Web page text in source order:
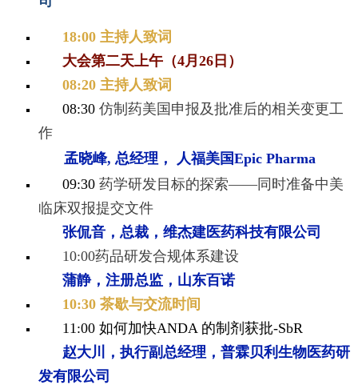
18:00 主持人致词
大会第二天上午（4月26日）
08:20 主持人致词
08:30 仿制药美国申报及批准后的相关变更工
作
孟晓峰, 总经理， 人福美国Epic Pharma
09:30 药学研发目标的探索——同时准备中美
临床双报提交文件
张侃音，总裁，维杰建医药科技有限公司
10:00药品研发合规体系建设
蒲静，注册总监，山东百诺
10:30 茶歇与交流时间
11:00 如何加快ANDA 的制剂获批-SbR
赵大川，执行副总经理，普霖贝利生物医药研
发有限公司